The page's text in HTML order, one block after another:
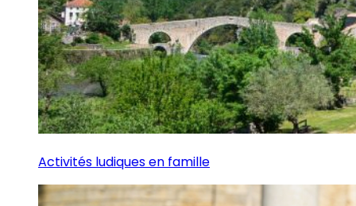
Activités ludiques en famille